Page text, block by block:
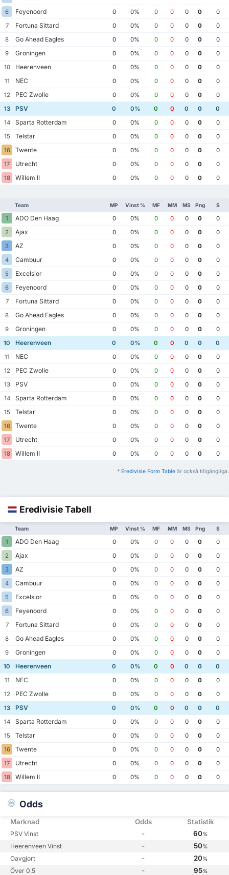
6
Feyenoord 0 0% 0 0 0 0
0
7
Fortuna Sittard 0 0% 0 0 0 0
0
8
Go Ahead Eagles 0 0% 0 0 0 0
0
9
Groningen 0 0% 0 0 0 0
0
10
Heerenveen 0 0% 0 0 0 0
0
11
NEC 0 0% 0 0 0 0
0
12
PEC Zwolle 0 0% 0 0 0 0
0
13
PSV 0 0% 0 0 0 0
0
14
Sparta Rotterdam 0 0% 0 0 0 0
0
15
Telstar 0 0% 0 0 0 0
0
16
Twente 0 0% 0 0 0 0
0
17
Utrecht 0 0% 0 0 0 0
0
18
Willem II 0 0% 0 0 0 0 0
Team MP Vinst % MF MM MS Png S
1 ADO Den Haag 0 0% 0 0 0 0
0
2
Ajax 0 0% 0 0 0 0
0
3
AZ 0 0% 0 0 0 0
0
4
Cambuur 0 0% 0 0 0 0
0
5
Excelsior 0 0% 0 0 0 0
0
6
Feyenoord 0 0% 0 0 0 0
0
7
Fortuna Sittard 0 0% 0 0 0 0
0
8
Go Ahead Eagles 0 0% 0 0 0 0
0
9
Groningen 0 0% 0 0 0 0
0
10
Heerenveen 0 0% 0 0 0 0
0
11
NEC 0 0% 0 0 0 0
0
12
PEC Zwolle 0 0% 0 0 0 0
0
13
PSV 0 0% 0 0 0 0
0
14
Sparta Rotterdam 0 0% 0 0 0 0
0
15
Telstar 0 0% 0 0 0 0
0
16
Twente 0 0% 0 0 0 0
0
17
Utrecht 0 0% 0 0 0 0
0
18
Willem II 0 0% 0 0 0 0 0
* Eredivisie Form Table är också tillgängliga.
Eredivisie Tabell
Team MP Vinst % MF MM MS Png S
1 ADO Den Haag 0 0% 0 0 0 0
0
2
Ajax 0 0% 0 0 0 0
0
3
AZ 0 0% 0 0 0 0
0
4
Cambuur 0 0% 0 0 0 0
0
5
Excelsior 0 0% 0 0 0 0
0
6
Feyenoord 0 0% 0 0 0 0
0
7
Fortuna Sittard 0 0% 0 0 0 0
0
8
Go Ahead Eagles 0 0% 0 0 0 0
0
9
Groningen 0 0% 0 0 0 0
0
10
Heerenveen 0 0% 0 0 0 0
0
11
NEC 0 0% 0 0 0 0
0
12
PEC Zwolle 0 0% 0 0 0 0
0
13
PSV 0 0% 0 0 0 0
0
14
Sparta Rotterdam 0 0% 0 0 0 0
0
15
Telstar 0 0% 0 0 0 0
0
16
Twente 0 0% 0 0 0 0
0
17
Utrecht 0 0% 0 0 0 0
0
18
Willem II 0 0% 0 0 0 0 0
Odds
Marknad Odds Statistik
PSV Vinst - 60%
Heerenveen Vinst - 50%
Oavgjort - 20%
Över 0.5 - 95%